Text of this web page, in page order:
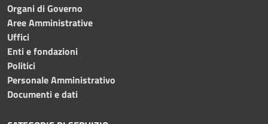
Organi di Governo
Aree Amministrative
Uffici
Enti e fondazioni
Politici
Personale Amministrativo
Documenti e dati